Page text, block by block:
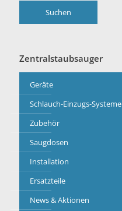
Suchen
Zentralstaubsauger
Geräte
Schlauch-Einzugs-Systeme
Zubehör
Saugdosen
Installation
Ersatzteile
News & Aktionen